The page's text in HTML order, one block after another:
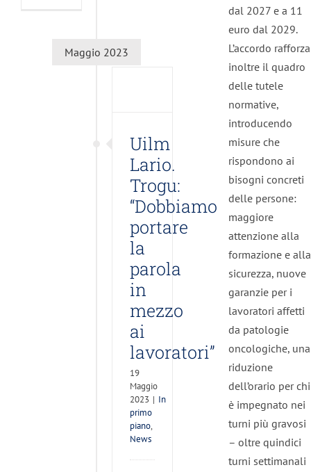
Maggio 2023
“Dobbiamo
Uilm
Lario.
Trogu:
“Dobbiamo
portare
la
parola
in
mezzo
ai
lavoratori”
19
Maggio
2023 | In
primo
piano,
News
dal 2027 e a 11
euro dal 2029.
L’accordo rafforza
inoltre il quadro
delle tutele
normative,
introducendo
misure che
rispondono ai
bisogni concreti
delle persone:
maggiore
attenzione alla
formazione e alla
sicurezza, nuove
garanzie per i
lavoratori affetti
da patologie
oncologiche, una
riduzione
dell’orario per chi
è impegnato nei
turni più gravosi
– oltre quindici
turni settimanali